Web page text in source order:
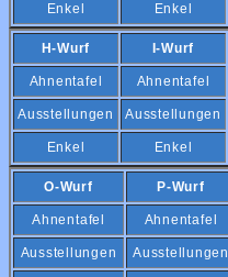
Enkel Enkel
H-Wurf I-Wurf
Ahnentafel Ahnentafel
Ausstellungen Ausstellungen
Enkel Enkel
O-Wurf P-Wurf
Ahnentafel Ahnentafel
Ausstellungen Ausstellungen